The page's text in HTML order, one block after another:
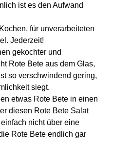
ist es den Aufwand
für unverarbeiteten
Jederzeit!
gekochter und
Rote Bete aus dem Glas,
so verschwindend gering,
siegt.
etwas Rote Bete in einen
diesen Rote Bete Salat
nicht über eine
Rote Bete endlich gar